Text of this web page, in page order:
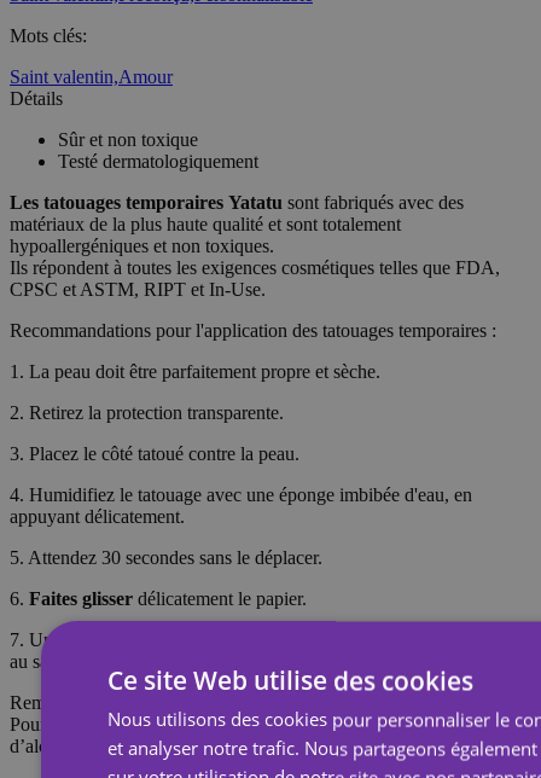
Mots clés:
Saint valentin,Amour
Détails
Sûr et non toxique
Testé dermatologiquement
Les tatouages temporaires Yatatu sont fabriqués avec des
matériaux de la plus haute qualité et sont totalement
hypoallergéniques et non toxiques.
Ils répondent à toutes les exigences cosmétiques telles que FDA,
CPSC et ASTM, RIPT et In-Use.
Recommandations pour l'application des tatouages temporaires :
1. La peau doit être parfaitement propre et sèche.
2. Retirez la protection transparente.
3. Placez le côté tatoué contre la peau.
4. Humidifiez le tatouage avec une éponge imbibée d'eau, en
appuyant délicatement.
5. Attendez 30 secondes sans le déplacer.
6. Faites glisser délicatement le papier.
7. Une fois le tatouage sec (environ 5 minutes), rincez-le à l'eau et
au savon pour lui donner un aspect plus réaliste.
Remarque : Ne pas appliquer sur une peau sensible ni près des yeux.
Pour retirer le tatouage, imbibez-le d’huile corporelle, de crème ou
d’alcool ; attendez 20 secondes, puis frottez avec un coton.
Ce site Web utilise des cookies
Nous utilisons des cookies pour personnaliser le
et analyser notre trafic. Nous partageons